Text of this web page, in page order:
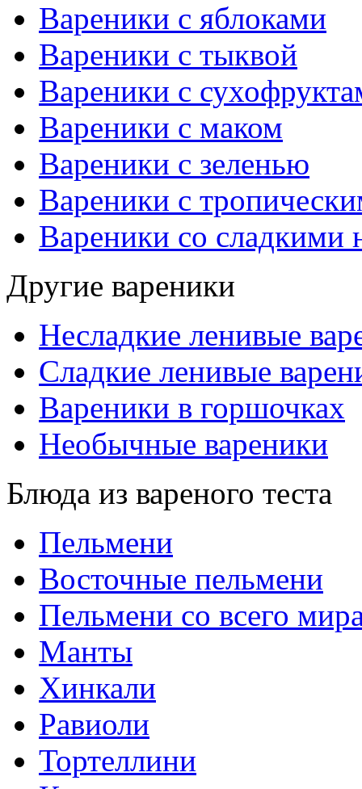
Вареники с яблоками
Вареники с тыквой
Вареники с
Вареники с маком
Вареники с зеленью
Вареники с
Вареники со сладкими
Другие вареники
Несладкие ленивые
Сладкие ленивые
Вареники в горшочках
Необычные вареники
Блюда из вареного теста
Пельмени
Восточные пельмени
Пельмени со всего
Манты
Хинкали
Равиоли
Тортеллини